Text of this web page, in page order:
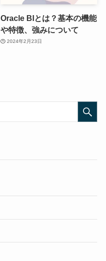
Oracle BIとは？基本の機能
や特徴、強みについて
2024年2月23日